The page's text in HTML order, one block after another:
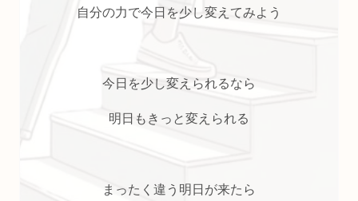
自分の力で今日を少し変えてみよう
今日を少し変えられるなら
明日もきっと変えられる
まったく違う明日が来たら